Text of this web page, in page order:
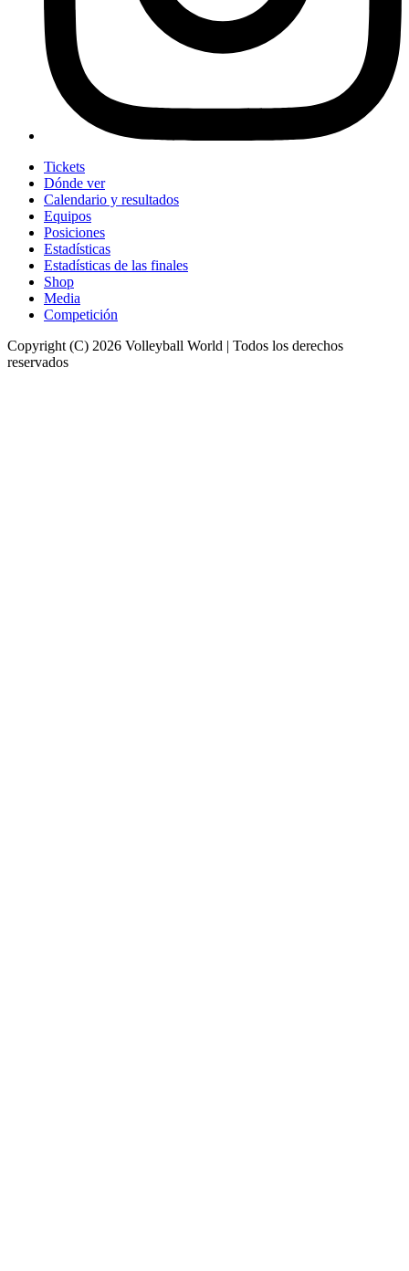
Tickets
Dónde ver
Calendario y resultados
Equipos
Posiciones
Estadísticas
Estadísticas de las finales
Shop
Media
Competición
Copyright (C) 2026 Volleyball World | Todos los derechos
reservados